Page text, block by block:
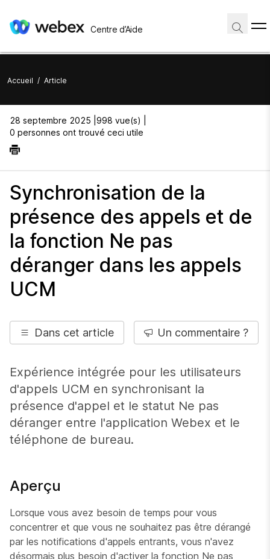
Centre d’Aide
Accueil / Article
28 septembre 2025 | 998 vue(s) |
0 personnes ont trouvé ceci utile
Synchronisation de la
présence des appels et de
la fonction Ne pas
déranger dans les appels
UCM
Dans cet article Un commentaire ?
Expérience intégrée pour les utilisateurs
d'appels UCM en synchronisant la
présence d'appel et le statut Ne pas
déranger entre l'application Webex et le
téléphone de bureau.
Aperçu
Lorsque vous avez besoin de temps pour vous
concentrer et que vous ne souhaitez pas être dérangé
par les notifications d'appels entrants, vous n'avez
désormais plus besoin d'activer la fonction Ne pas